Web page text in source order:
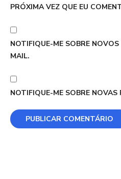
PRÓXIMA VEZ QUE EU
NOTIFIQUE-ME SOBRE
MAIL.
NOTIFIQUE-ME SOBRE